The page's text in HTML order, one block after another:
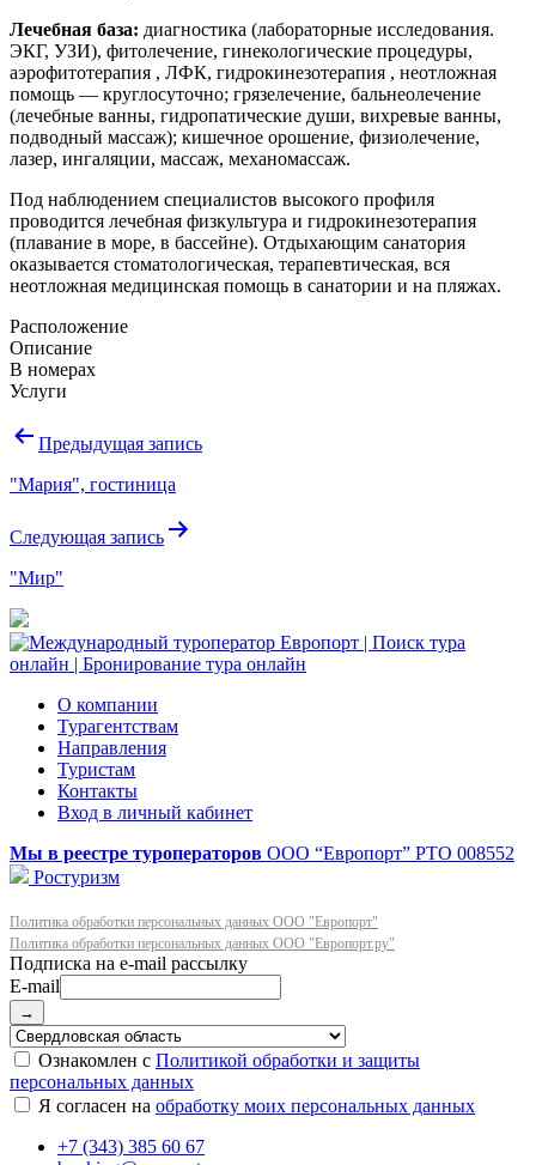
Лечебная база: диагностика (лабораторные исследования.
ЭКГ, УЗИ), фитолечение, гинекологические процедуры,
аэрофитотерапия , ЛФК, гидрокинезотерапия , неотложная
помощь — круглосуточно; грязелечение, бальнеолечение
(лечебные ванны, гидропатические души, вихревые ванны,
подводный массаж); кишечное орошение, физиолечение,
лазер, ингаляции, массаж, механомассаж.
Под наблюдением специалистов высокого профиля
проводится лечебная физкультура и гидрокинезотерапия
(плавание в море, в бассейне). Отдыхающим санатория
оказывается стоматологическая, терапевтическая, вся
неотложная медицинская помощь в санатории и на пляжах.
Расположение
Описание
В номерах
Услуги
Навигация
записям
Предыдущая запись
"Мария", гостиница
Следующая запись
"Мир"
О компании
Турагентствам
Направления
Туристам
Контакты
Вход в личный кабинет
Мы в реестре туроператоров ООО “Европорт” РТО 008552
Ростуризм
Политика обработки персональных данных ООО "Европорт"
Политика обработки персональных данных ООО "Европорт.ру"
E-mail
→
Ознакомлен с Политикой обработки и защиты
персональных данных
Я согласен на обработку моих персональных данных
+7 (343) 385 60 67